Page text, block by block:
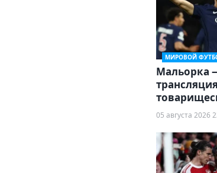
МИРОВОЙ
Мальорка
трансляция
05 августа 2026